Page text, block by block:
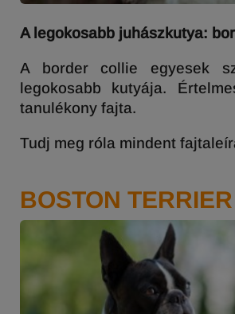
A legokosabb juhászkutya:
A border collie egyesek
legokosabb kutyája.
tanulékony fajta.
Tudj meg róla mindent
BOSTON TERRIER